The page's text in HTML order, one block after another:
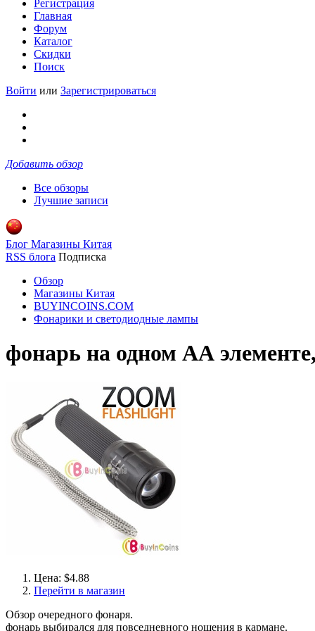
Регистрация
Главная
Форум
Каталог
Скидки
Поиск
Войти или Зарегистрироваться
Добавить обзор
Все обзоры
Лучшие записи
Блог Магазины Китая
RSS блога Подписка
Обзор
Магазины Китая
BUYINCOINS.COM
Фонарики и светодиодные лампы
фонарь на одном АА
Цена: $4.88
Перейти в магазин
Обзор очередного фонаря.
фонарь выбирался для повседневного ношения в кармане.